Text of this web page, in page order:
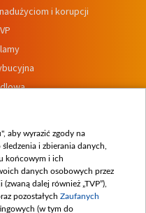
i korupcji
wewnętrznych
aby wyrazić zgody na
i zbierania danych,
końcowym i ich
danych osobowych przez
dalej również „TVP”),
pozostałych Zaufanych
(w tym do